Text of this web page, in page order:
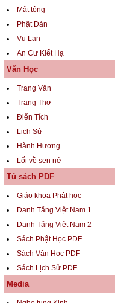
Mật tông
Phật Đản
Vu Lan
An Cư Kiết Hạ
Văn Học
Trang Văn
Trang Thơ
Điển Tích
Lịch Sử
Hành Hương
Lối về sen nở
Tủ sách PDF
Giáo khoa Phật học
Danh Tăng Việt Nam 1
Danh Tăng Việt Nam 2
Sách Phật Học PDF
Sách Văn Học PDF
Sách Lịch Sử PDF
Media